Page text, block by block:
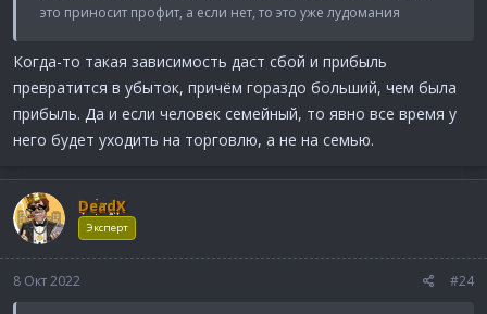
это приносит профит, а если нет, то это уже лудомания
Когда-то такая зависимость даст сбой и прибыль
превратится в убыток, причём гораздо больший, чем была
прибыль. Да и если человек семейный, то явно все время у
него будет уходить на торговлю, а не на семью.
DeadX
Эксперт
8 Окт 2022 #24